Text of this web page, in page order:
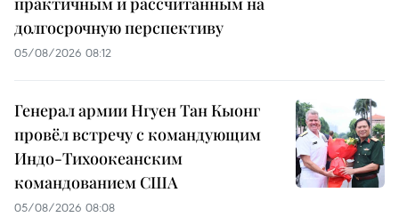
долгосрочную перспективу
05/08/2026 08:12
Генерал армии Нгуен Тан Кыонг
провёл встречу с командующим
Индо-Тихоокеанским
командованием США
05/08/2026 08:08